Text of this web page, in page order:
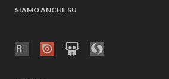
SIAMO ANCHE SU